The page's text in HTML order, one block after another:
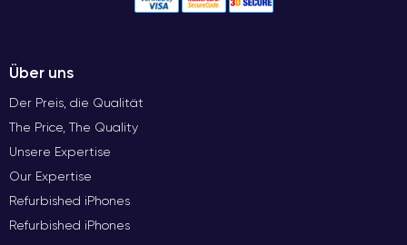
Über uns
Der Preis, die Qualität
The Price, The Quality
Unsere Expertise
Our Expertise
Refurbished iPhones
Refurbished iPhones